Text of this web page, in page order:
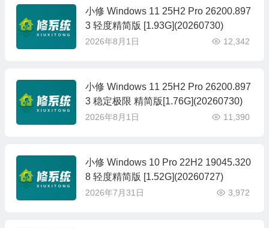
小修 Windows 11 25H2 Pro 26200.897
3 轻度精简版 [1.93G](20260730)
2026年8月1日 12,342
小修 Windows 11 25H2 Pro 26200.897
3 稳定极限 精简版[1.76G](20260730)
2026年8月1日 11,390
小修 Windows 10 Pro 22H2 19045.320
8 轻度精简版 [1.52G](20260727)
2026年7月31日 3,972